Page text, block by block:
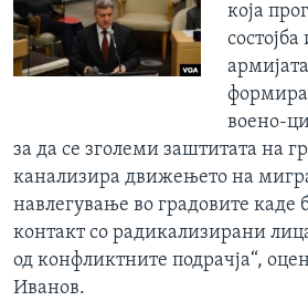
која
воено-
за да се зголеми заштитата на
канализира движењето на
навлегување во градовите
контакт со радикализирани
од конфликтните подрачја“,
Иванов.